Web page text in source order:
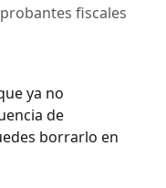
fiscales
ya no
de
borrarlo en